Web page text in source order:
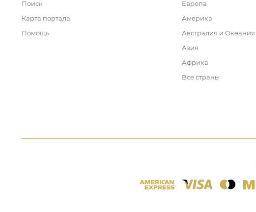
Поиск
Карта портала
Помощь
Европа
Америка
Австралия и Океания
Азия
Африка
Все страны